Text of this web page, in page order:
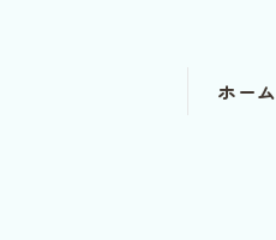
ホーム